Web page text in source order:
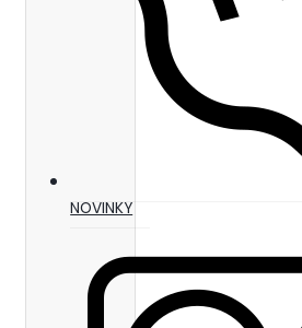
NOVINKY